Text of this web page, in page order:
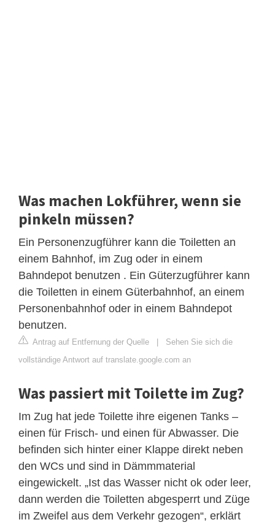
Was machen Lokführer, wenn sie
pinkeln müssen?
Ein Personenzugführer kann die Toiletten an
einem Bahnhof, im Zug oder in einem
Bahndepot benutzen . Ein Güterzugführer kann
die Toiletten in einem Güterbahnhof, an einem
Personenbahnhof oder in einem Bahndepot
benutzen.
Antrag auf Entfernung der Quelle | Sehen Sie sich die
vollständige Antwort auf translate.google.com an
Was passiert mit Toilette im Zug?
Im Zug hat jede Toilette ihre eigenen Tanks –
einen für Frisch- und einen für Abwasser. Die
befinden sich hinter einer Klappe direkt neben
den WCs und sind in Dämmmaterial
eingewickelt. „Ist das Wasser nicht ok oder leer,
dann werden die Toiletten abgesperrt und Züge
im Zweifel aus dem Verkehr gezogen“, erklärt